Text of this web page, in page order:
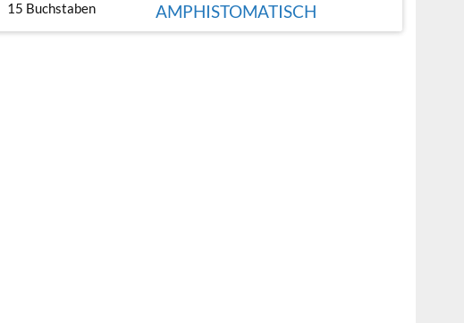
15 Buchstaben AMPHISTOMATISCH